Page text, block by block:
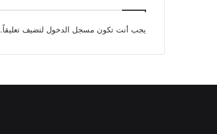
يجب أنت تكون مسجل الدخول لتضيف تعليقاً.